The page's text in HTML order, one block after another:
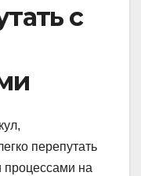
с
перепутать
процессами на